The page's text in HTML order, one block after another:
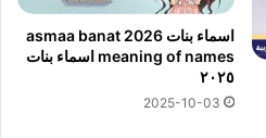
اسماء بنات 2026 asmaa banat
meaning of names اسماء بنات
٢٠٢٥
2025-10-03